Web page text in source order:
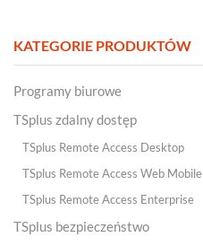
KATEGORIE PRODUKTÓW
Programy biurowe
TSplus zdalny dostęp
TSplus Remote Access Desktop
TSplus Remote Access Web Mobile
TSplus Remote Access Enterprise
TSplus bezpieczeństwo